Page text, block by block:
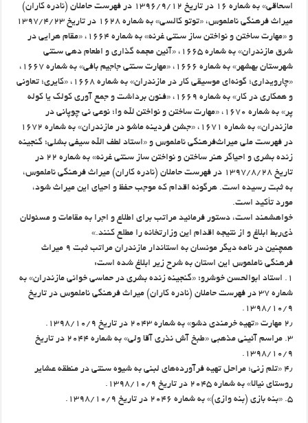
اسحاقی» به شماره ۱۶ در تاریخ ۱۳۹۶/۹/۱۲ در فهرست حاملان (نادره کاران)
میراث فرهنگی ناملموس، «توتو کالسی» به شماره ۱۶۲۸ در تاریخ ۱۳۹۷/۴/۲۳
و «مهارت ساختن و نواختن ساز سنتی غرنه» به شماره ۱۶۶۴، «مقام هرایی در
شرق مازندران» به شماره ۱۶۶۵، «آئین مجمه گذاری و اطعام دهی سنتی
شهرستان بهشهر» به شماره ۱۶۶۶، «مهارت سنتی جاجیم بافی» به شماره ۱۶۶۷،
«چارویداری؛ گونه‌ای موسیقی کار در مازندران» به شماره ۱۶۶۸، «کایری؛ تعاونی
و همکاری در کار» به شماره ۱۶۶۹، «فنون برداشت و جمع آوری کولک یا کوله
پر» به شماره ۱۶۷۰، «مهارت ساختن و نواختن لله وا؛ نوعی نی چوپانی در
مازندران» به شماره ۱۶۷۱، «جشن فردینه ماشو در مازندران» به شماره ۱۶۷۲
در فهرست ملی میراث‌فرهنگی ناملموس و «استاد لطف الله سیفی بشلی؛ گنجینه
زنده بشری و احیاگر هنر ساختن و نواختن ساز سنتی غرنه» به شماره ۲۲ در
تاریخ ۱۳۹۷/۸/۲۸ در فهرست حاملان (نادره کاران) میراث فرهنگی ناملموس،
به ثبت رسیده است. هرگونه اقدام که موجب حفظ و احیای این میراث شود،
مورد تأکید است.
خواهشمند است، دستور فرمائید مراتب برای اطلاع و اجرا به مقامات و مسئولان
ذی‌ربط ابلاغ و از نتیجه اقدام این وزارتخانه را مطلع کنند.»
همچنین در نامه دیگر مونسان به استاندار مازندران مراتب ثبت ۹ میراث
فرهنگی ناملموس این استان به شرح زیر ابلاغ شده است:
۱. استاد ابوالحسن خوشرو؛ «گنجینه زنده بشری در حماسی خوانی مازندران» به
شماره ۳۷ در فهرست حاملان (نادره کاران) میراث فرهنگی ناملموس در تاریخ
۱۳۹۸/۱۰/۹.
۲٫ مهارت «تهیه خرمندی دشو» به شماره ۲۰۴۳ در تاریخ ۱۳۹۸/۱۰/۹.
۳. مراسم آئینی مذهبی «طبخ آش نذری آقا ولی» به شماره ۲۰۴۴ در تاریخ
۱۳۹۸/۱۰/۹.
۴٫ «تلم زنی؛ مراحل تهیه فرآورده‌های لبنی به شیوه سنتی در منطقه عشایر
روستای نیالا» به شماره ۲۰۴۵ در تاریخ ۱۳۹۸/۱۰/۹.
۵. «بنه بازی (بنه وازی)» به شماره ۲۰۴۶ در تاریخ ۱۳۹۸/۱۰/۹.